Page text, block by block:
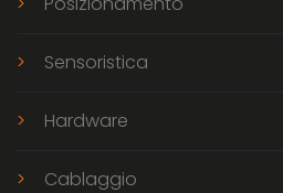
Sensoristica
Hardware
Cablaggio